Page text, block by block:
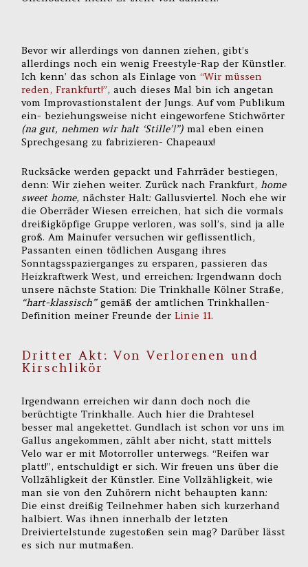
Bevor wir allerdings von dannen ziehen, gibt’s
allerdings noch ein wenig Freestyle-Rap der Künstler.
Ich kenn’ das schon als Einlage von“Wir müssen
reden, Frankfurt!”, auch dieses Mal bin ich angetan
vom Improvastionstalent der Jungs. Auf vom Publikum
ein- beziehungsweise nicht eingeworfene Stichwörter
(na gut, nehmen wir halt ‘Stille’!”) mal eben einen
Sprechgesang zu fabrizieren- Chapeaux!
Rucksäcke werden gepackt und Fahrräder bestiegen,
denn: Wir ziehen weiter. Zurück nach Frankfurt,home
sweet home,nächster Halt: Gallusviertel. Noch ehe wir
die Oberräder Wiesen erreichen, hat sich die vormals
dreißigköpfige Gruppe verloren, was soll’s, sind ja alle
groß. Am Mainufer versuchen wir geflissentlich,
Passanten einen tödlichen Ausgang ihres
Sonntagsspazierganges zu ersparen, passieren das
Heizkraftwerk West, und erreichen: Irgendwann doch
unsere nächste Station: Die Trinkhalle Kölner Straße,
“hart-klassisch”gemäß der amtlichen Trinkhallen-
Definition meiner Freunde der Linie 11.
Dritter Akt: Von Verlorenen und
Kirschlikör
Irgendwann erreichen wir dann doch noch die
berüchtigte Trinkhalle. Auch hier die Drahtesel
besser mal angekettet. Gundlach ist schon vor uns im
Gallus angekommen, zählt aber nicht, statt mittels
Velo war er mit Motorroller unterwegs. “Reifen war
platt!”, entschuldigt er sich. Wir freuen uns über die
Vollzähligkeit der Künstler. Eine Vollzähligkeit, wie
man sie von den Zuhörern nicht behaupten kann:
Die einst dreißig Teilnehmer haben sich kurzerhand
halbiert. Was ihnen innerhalb der letzten
Dreiviertelstunde zugestoßen sein mag? Darüber lässt
es sich nur mutmaßen.